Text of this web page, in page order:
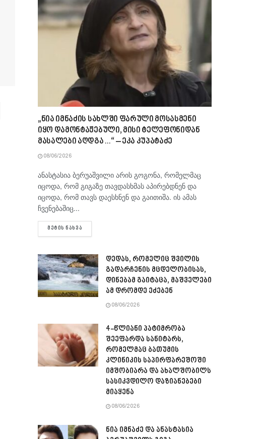
„ნია იმნაძის სახლში ფარული მოსასმენი
იყო დამონტაჟებული, მისი ტელეფონიდან
მასალები აღდგა…“ – ეკა კუპატაძე
08/06/2026
ანასტასია ბერუაშვილი არის გოგონა, რომელმაც
იცოდა, რომ გიგაზე თავდასხმას აპირებდნენ და
იცოდა, რომ თავს დაესხნენ და გაითიშა. ის ამას
ჩვენებაშიც...
ᲛᲔᲢᲘᲡ ᲜᲐᲮᲕᲐ
დედას, რომელიც შვილის
გადარჩენის მცდელობისას,
დინებამ გაიტაცა, მაშველები
ამ დრომდე ეძებენ
08/06/2026
4-წლიანი პატიმრობა
შეეფარდა სანიტარს,
რომელმაც ბათუმის
კლინიკის საპირფარეშოში
იმშობიარა და ახალშობილს
სასიკვდილო დაზიანებები
მიაყენა
08/06/2026
ნია იმნაძე და ანასტასია